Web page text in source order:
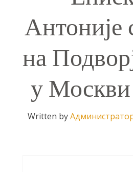
Антоније
на
у Москви
Written by